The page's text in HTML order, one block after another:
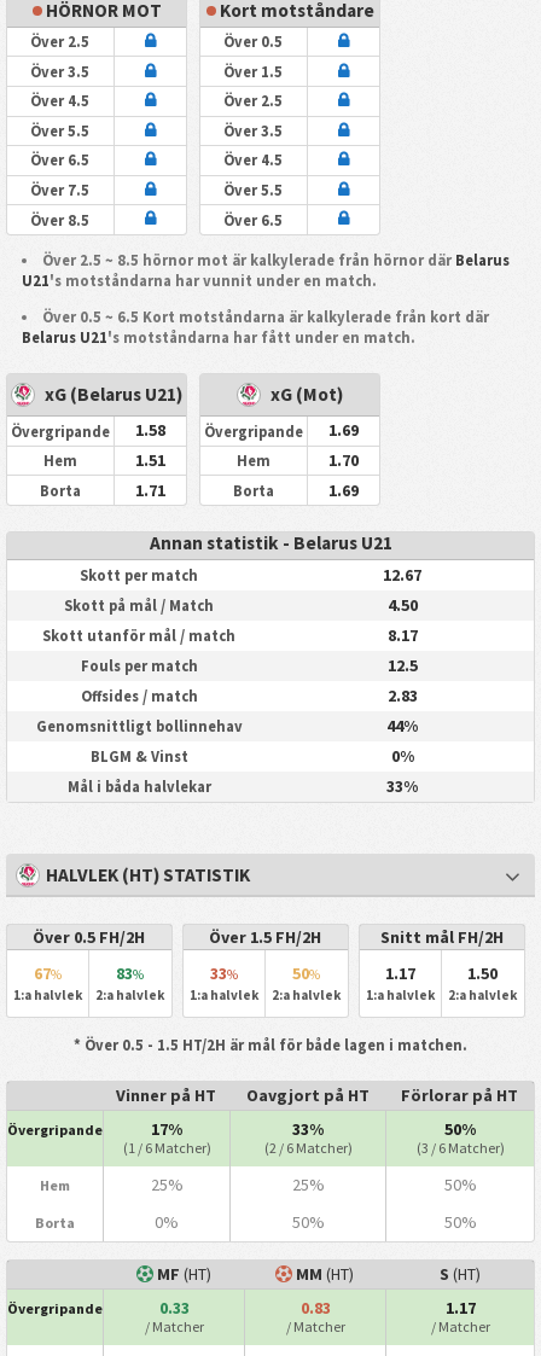
HÖRNOR MOT
Över 2.5
Över 3.5
Över 4.5
Över 5.5
Över 6.5
Över 7.5
Över 8.5
Kort motståndare
Över 0.5
Över 1.5
Över 2.5
Över 3.5
Över 4.5
Över 5.5
Över 6.5
Över 2.5 ~ 8.5 hörnor mot är kalkylerade från hörnor där Belarus
U21's motståndarna har vunnit under en match.
Över 0.5 ~ 6.5 Kort motståndarna är kalkylerade från kort där
Belarus U21's motståndarna har fått under en match.
xG (Belarus U21)
Övergripande 1.58
Hem 1.51
Borta 1.71
xG (Mot)
Övergripande 1.69
Hem 1.70
Borta 1.69
Annan statistik - Belarus U21
Skott per match 12.67
Skott på mål / Match 4.50
Skott utanför mål / match 8.17
Fouls per match 12.5
Offsides / match 2.83
Genomsnittligt bollinnehav 44%
BLGM & Vinst 0%
Mål i båda halvlekar 33%
HALVLEK (HT) STATISTIK
Över 0.5 FH/2H
67%
1:a halvlek
83%
2:a halvlek
Över 1.5 FH/2H
33%
1:a halvlek
50%
2:a halvlek
Snitt mål FH/2H
1.17
1:a halvlek
1.50
2:a halvlek
* Över 0.5 - 1.5 HT/2H är mål för både lagen i matchen.
Vinner på HT Oavgjort på HT Förlorar på HT
Övergripande 17%
(1 / 6 Matcher)
33%
(2 / 6 Matcher)
50%
(3 / 6 Matcher)
Hem 25% 25% 50%
Borta 0% 50% 50%
MF (HT) MM (HT) S (HT)
Övergripande 0.33
/ Matcher
0.83
/ Matcher
1.17
/ Matcher